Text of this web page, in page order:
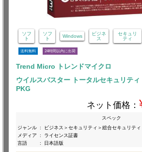
ソフ
ト
ソフ
ト
Windows
ビジネ
ス
セキュリ
ティ
送料無料 24時間以内に出荷
Trend Micro トレンドマイクロ
ウイルスバスター トータルセキュリテ
PKG
ネット価格：
スペック
ジャンル :
ビジネス＞セキュリティ＞総合セキュリティ
メディア
:
ライセンス証書
言語
: 日本語版